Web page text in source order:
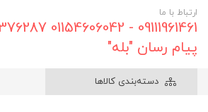
ارتباط با ما
09300376287
پیام رسان "بله"
دسته‌بندی کالاها